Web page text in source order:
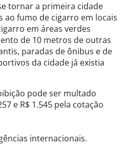
tornar a primeira cidade
ao fumo de cigarro em locais
em áreas verdes
de 10 metros de outras
paradas de ônibus e de
da cidade já existia
pode ser multado
e R$ 1.545 pela cotação
internacionais.